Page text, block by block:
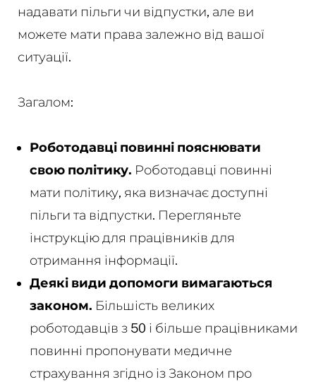
надавати пільги чи відпустки, але ви
можете мати права залежно від вашої
ситуації.
Загалом:
Роботодавці повинні пояснювати
свою політику. Роботодавці повинні
мати політику, яка визначає доступні
пільги та відпустки. Перегляньте
інструкцію для працівників для
отримання інформації.
Деякі види допомоги вимагаються
законом. Більшість великих
роботодавців з 50 і більше працівниками
повинні пропонувати медичне
страхування згідно із Законом про